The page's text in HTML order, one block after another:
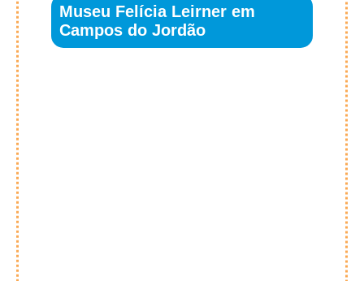
Museu Felícia Leirner em
Campos do Jordão